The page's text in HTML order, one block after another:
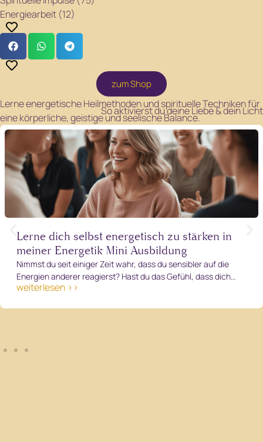
Energiearbeit (12)
zum Shop
Lerne energetische Heilmethoden und spirituelle Techniken für
eine körperliche, geistige und seelische Balance.
So aktivierst du deine Liebe & dein Licht
Lerne dich selbst energetisch zu stärken in
meiner Energetik Mini Ausbildung
Nimmst du seit einiger Zeit wahr, dass du sensibler auf die
Energien anderer reagierst? Hast du das Gefühl, dass dich…
weiterlesen >>